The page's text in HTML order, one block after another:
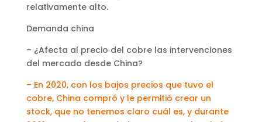
relativamente alto.
Demanda china
– ¿Afecta al precio del cobre las intervenciones
del mercado desde China?
– En 2020, con los bajos precios que tuvo el
cobre, China compró y le permitió crear un
stock, que no tenemos claro cuál es, y durante